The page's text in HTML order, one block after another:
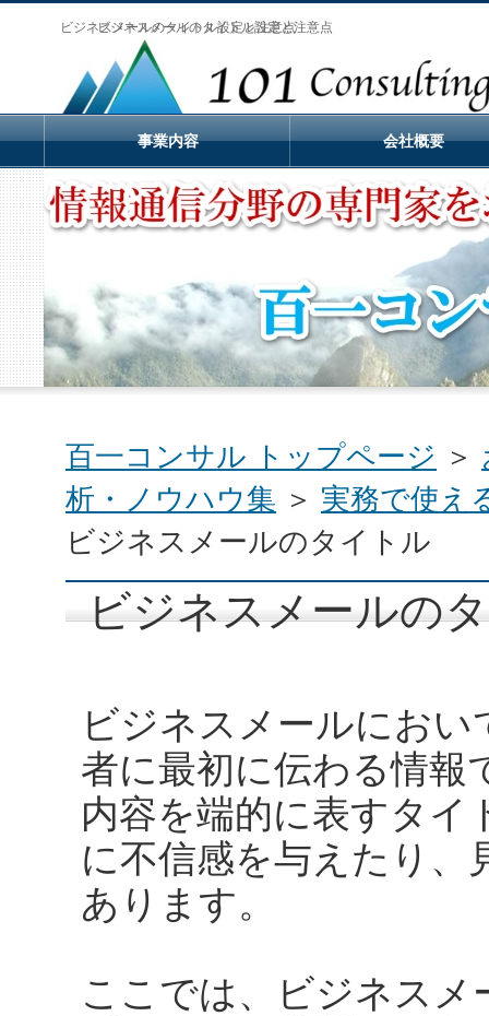
ビジネスメールのタイトル設定と注意点
百一コンサル トップページ ＞
析・ノウハウ集 ＞ 実務で使え
ビジネスメールのタイトル
ビジネスメールの
ビジネスメールのタイトル設定と注意点
ビジネスメールにお
者に最初に伝わる情報
内容を端的に表すタイ
に不信感を与えたり
あります。
ここでは、ビジネス
事業内容 会社概要